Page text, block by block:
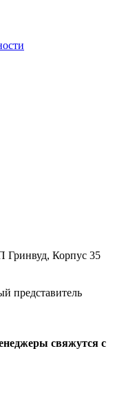
Корпус 35
представитель
свяжутся с